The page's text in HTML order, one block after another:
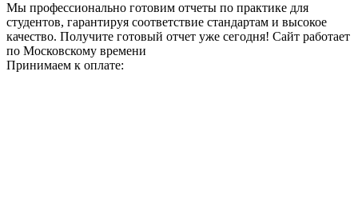
Мы профессионально готовим отчеты по практике для
студентов, гарантируя соответствие стандартам и высокое
качество. Получите готовый отчет уже сегодня! Сайт работает
по Московскому времени
Принимаем к оплате: